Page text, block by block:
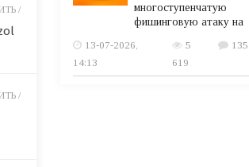
/
/
многоступенчатую
фишинговую атаку на
13-07-2026,
14:13
5
619
135